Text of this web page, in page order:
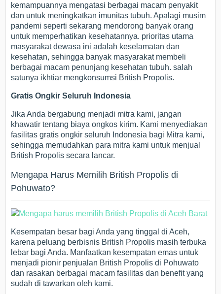
kemampuannya mengatasi berbagai macam penyakit
dan untuk meningkatkan imunitas tubuh. Apalagi musim
pandemi seperti sekarang mendorong banyak orang
untuk memperhatikan kesehatannya. prioritas utama
masyarakat dewasa ini adalah keselamatan dan
kesehatan, sehingga banyak masyarakat membeli
berbagai macam penunjang kesehatan tubuh. salah
satunya ikhtiar mengkonsumsi British Propolis.
Gratis Ongkir Seluruh Indonesia
Jika Anda bergabung menjadi mitra kami, jangan
khawatir tentang biaya ongkos kirim. Kami menyediakan
fasilitas gratis ongkir seluruh Indonesia bagi Mitra kami,
sehingga memudahkan para mitra kami untuk menjual
British Propolis secara lancar.
Mengapa Harus Memilih British Propolis di
Pohuwato?
Kesempatan besar bagi Anda yang tinggal di Aceh,
karena peluang berbisnis British Propolis masih terbuka
lebar bagi Anda. Manfaatkan kesempatan emas untuk
menjadi pionir penjualan British Propolis di Pohuwato
dan rasakan berbagai macam fasilitas dan benefit yang
sudah di tawarkan oleh kami.